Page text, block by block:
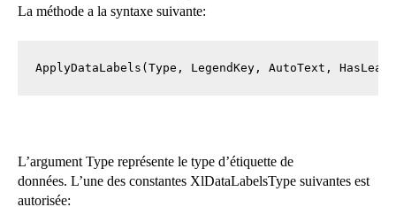
La méthode a la syntaxe suivante:
ApplyDataLabels(Type, LegendKey, AutoText,
L’argument Type représente le type d’étiquette de
données. L’une des constantes XlDataLabelsType suivantes est
autorisée: